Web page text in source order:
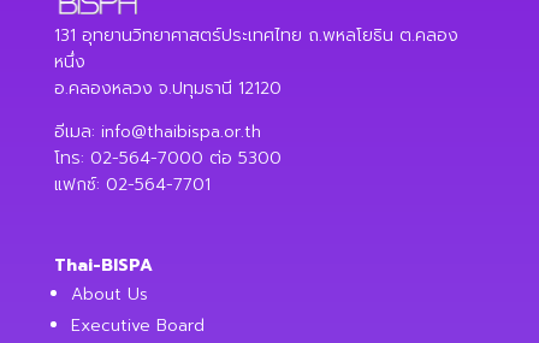
131 อุทยานวิทยาศาสตร์ประเทศไทย ถ.พหลโยธิน ต.คลอง
หนึ่ง
อ.คลองหลวง จ.ปทุมธานี 12120
อีเมล: info@thaibispa.or.th
โทร: 02-564-7000 ต่อ 5300
แฟกซ์: 02-564-7701
Thai-BISPA
About Us
Executive Board